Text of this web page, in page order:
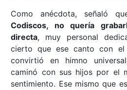
Como anécdota, señaló
Codiscos, no quería
directa, muy personal
cierto que ese canto con
convirtió en himno
caminó con sus hijos por el
sentimiento. Ese mismo que